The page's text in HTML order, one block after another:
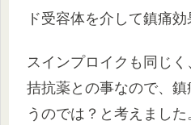
ド受容体を介して鎮痛効
スインプロイクも同じ
拮抗薬との事なので、
うのでは？と考えました